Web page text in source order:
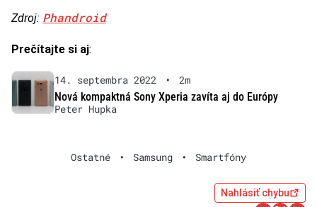
Zdroj: Phandroid
Prečítajte si aj:
14. septembra 2022 •
2m
Nová kompaktná Sony Xperia zavíta aj do Európy
Peter Hupka
Ostatné • Samsung • Smartfóny
Nahlásiť chybu